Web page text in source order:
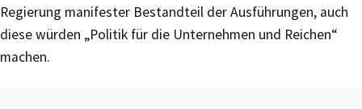
Regierung manifester Bestandteil der Ausführungen, auch
diese würden „Politik für die Unternehmen und Reichen“
machen.